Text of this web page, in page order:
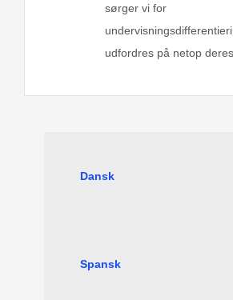
sørger vi for
udfordres på netop
Dansk
Spansk